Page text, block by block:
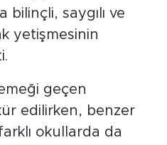
bilinçli, saygılı ve
yetişmesinin
geçen
edilirken, benzer
okullarda da